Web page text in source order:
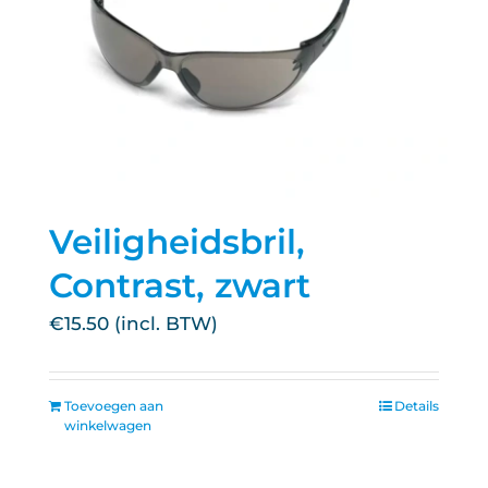
Veiligheidsbril,
Contrast, zwart
€15.50
Toevoegen aan
winkelwagen
Details